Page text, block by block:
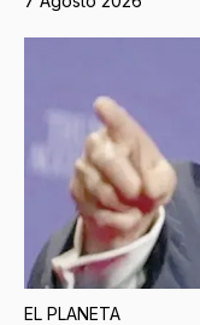
EL PLANETA